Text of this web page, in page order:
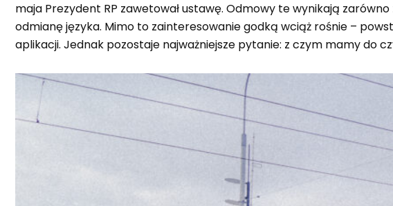
maja Prezydent RP zawetował ustawę. Odmowy te wynikają
odmianę języka. Mimo to zainteresowanie godką wciąż rośnie –
aplikacji. Jednak pozostaje najważniejsze pytanie: z czym mamy do